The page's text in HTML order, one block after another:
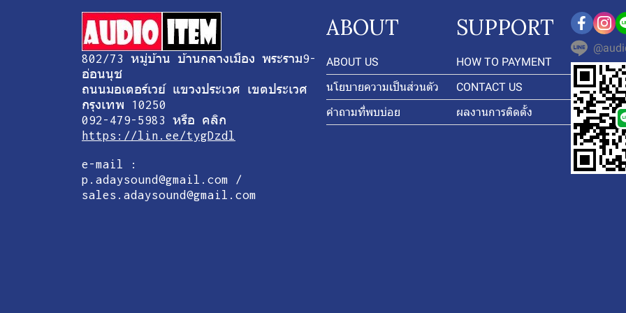
802/73 หมู่บ้าน บ้านกลางเมือง พระราม9-
อ่อนนุช
ถนนมอเตอร์เวย์ แขวงประเวศ เขตประเวศ
กรุงเทพ 10250
092-479-5983 หรือ คลิก
https://lin.ee/tygDzdl
e-mail :
p.adaysound@gmail.com /
sales.adaysound@gmail.com
ABOUT
ABOUT US
นโยบายความเป็นส่วนตัว
คำถามที่พบบ่อย
SUPPORT
HOW TO PAYMENT
CONTACT US
ผลงานการติดตั้ง